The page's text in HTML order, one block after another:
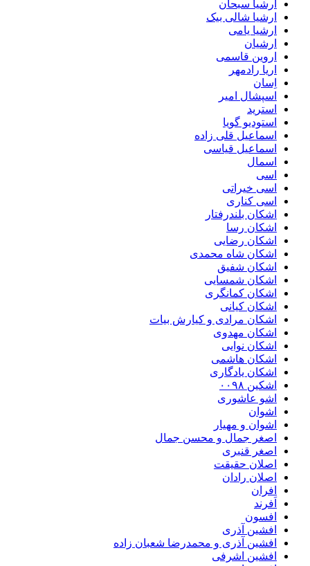
ارشیا سبحان
ارشیا شالی بیک
ارشیا یامی
ارشیان
اروین قاسمی
اریا رادمهر
اِسان
اسپشال امیر
استرید
استودیو گویا
اسماعیل قلی زاده
اسماعیل قیاسی
اسمال
اسی
اسی خیراتی
اسی کناری
اشکان بلندرفتار
اشکان رسا
اشکان رضایی
اشکان شاه محمدی
اشکان شفیق
اشکان شمسایی
اشکان‌ کمانگری
اشکان کیانی
اشکان مرادی و کیارش بیات
اشکان مهدوی
اشکان نوایی
اشکان هاشمی
اشکان یادگاری
اشکین ۰۰۹۸
اشو عاشوری
اشوان
اشوان و مهیار
اصغر جمال و محسن جمال
اصغر قنبری
اصلان حقیقت
اصلان رادان
افران
اَفرند
افسون
افشین آذری
افشین آذری و محمدرضا شعبان زاده
افشین اشرفی